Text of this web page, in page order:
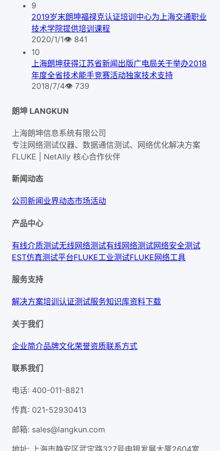
9
2019岁末朗坤福禄克认证培训中心为上海交通职业
技术学院提供培训课程
2020/1/1👁 841
10
上海朗坤获得江苏省新闻出版广电局关于举办2018
年度全省技术能手竞赛活动独家技术支持
2018/7/4👁 739
朗坤 LANGKUN
上海朗坤信息系统有限公司
专注网络测试仪器、数据通信测试、网络优化解决方案
FLUKE | NetAlly 核心合作伙伴
新闻动态
公司新闻业界动态市场活动
产品中心
有线介质测试无线网络测试有线网络测试网络安全测试
EST仿真测试平台FLUKE工业测试FLUKE网络工具
服务支持
解决方案培训认证测试服务知识库资料下载
关于我们
企业简介品牌文化荣誉资质联系方式
联系我们
电话: 400-011-8821
传真: 021-52930413
邮箱: sales@langkun.com